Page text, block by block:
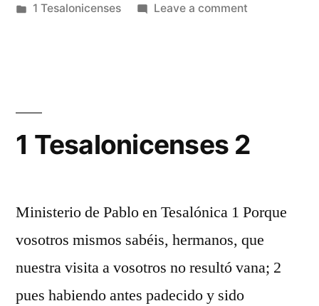
by
Posted
1 Tesalonicenses Leave a commenton
1 Tesalonicenses 2
Ministerio de Pablo en Tesalónica 1 Porque
vosotros mismos sabéis, hermanos, que
nuestra visita a vosotros no resultó vana; 2
pues habiendo antes padecido y sido